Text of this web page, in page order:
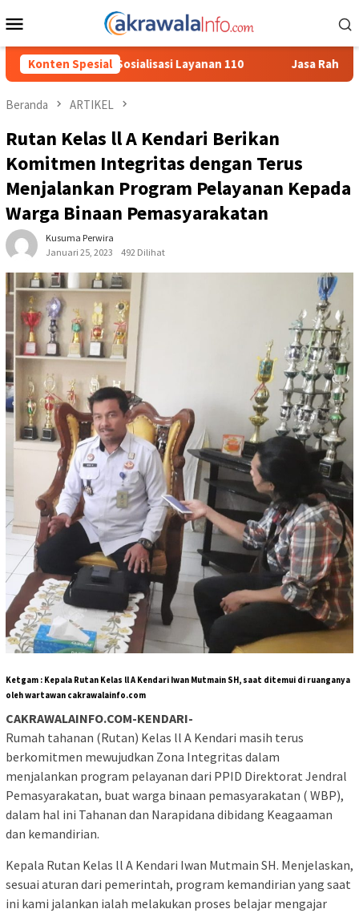
ke
Mobile
Konten Spesial
110 Jasa Raharja Serahkan Santunan kepada
Beranda ARTIKEL
Rutan Kelas ll A Kendari Berikan
Komitmen Integritas dengan Terus
Menjalankan Program Pelayanan Kepada
Warga Binaan Pemasyarakatan
Kusuma Perwira
Januari 25, 2023
492 Dilihat
Ketgam : Kepala Rutan Kelas ll A Kendari Iwan Mutmain SH, saat ditemui di ruanganya
oleh wartawan cakrawalainfo.com
CAKRAWALAINFO.COM-KENDARI-
Rumah tahanan (Rutan) Kelas ll A Kendari masih terus
berkomitmen mewujudkan Zona Integritas dalam
menjalankan program pelayanan dari PPID Direktorat Jendral
Pemasyarakatan, buat warga binaan pemasyarakatan ( WBP),
dalam hal ini Tahanan dan Narapidana dibidang Keagaaman
dan kemandirian.
Kepala Rutan Kelas ll A Kendari Iwan Mutmain SH. Menjelaskan,
sesuai aturan dari pemerintah, program kemandirian yang saat
ini kami jalankan ialah melakukan proses belajar mengajar